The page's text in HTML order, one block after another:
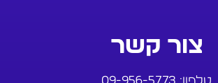
צור קשר